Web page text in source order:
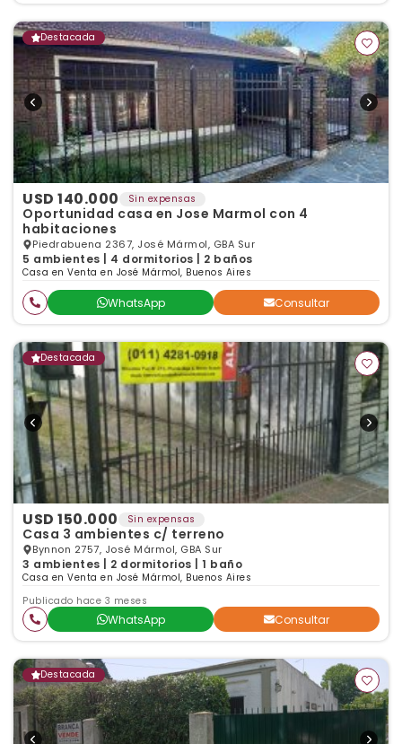
Destacada
USD 140.000 Sin expensas
Oportunidad casa en Jose Marmol con 4
habitaciones
Piedrabuena 2367, José Mármol, GBA Sur
5 ambientes | 4 dormitorios | 2 baños
Casa en Venta en José Mármol, Buenos Aires
WhatsApp Consultar
Destacada
USD 150.000 Sin expensas
Casa 3 ambientes c/ terreno
Bynnon 2757, José Mármol, GBA Sur
3 ambientes | 2 dormitorios | 1 baño
Casa en Venta en José Mármol, Buenos Aires
Publicado hace 3 meses
WhatsApp Consultar
Destacada